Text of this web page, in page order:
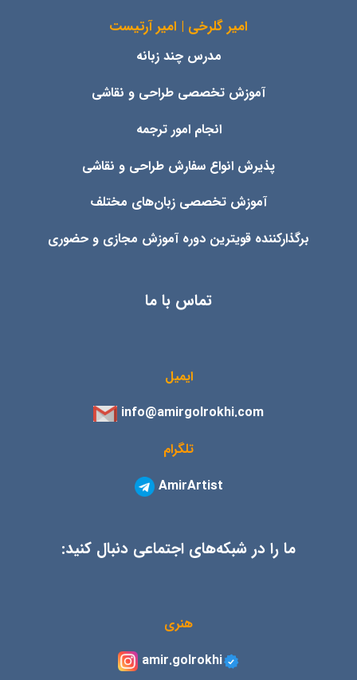
امیر گلرخی | امیر آرتیست
مدرس چند زبانه
آموزش تخصصی طراحی و نقاشی
انجام امور ترجمه
پذیرش انواع سفارش طراحی و نقاشی
آموزش تخصصی زبان‌های مختلف
برگذارکننده قویترین دوره آموزش مجازی و حضوری
تماس با ما
ایمیل
info@amirgolrokhi.com
تلگرام
AmirArtist
ما را در شبکه‌های اجتماعی دنبال کنید:
هنری
amir.golrokhi